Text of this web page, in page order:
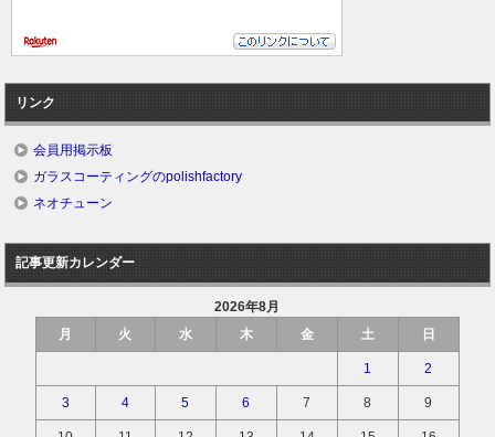
リンク
会員用掲示板
ガラスコーティングのpolishfactory
ネオチューン
記事更新カレンダー
2026年8月
月
火 水 木 金 土 日
1 2
3 4 5 6 7 8 9